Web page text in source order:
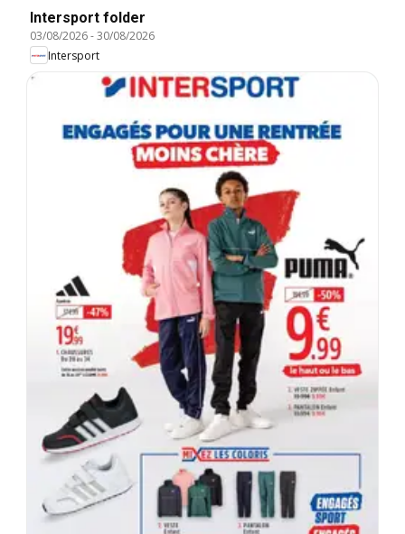
Intersport folder
03/08/2026-30/08/2026
Intersport